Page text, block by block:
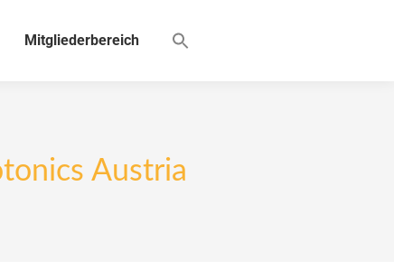
Mitgliederbereich
Austria